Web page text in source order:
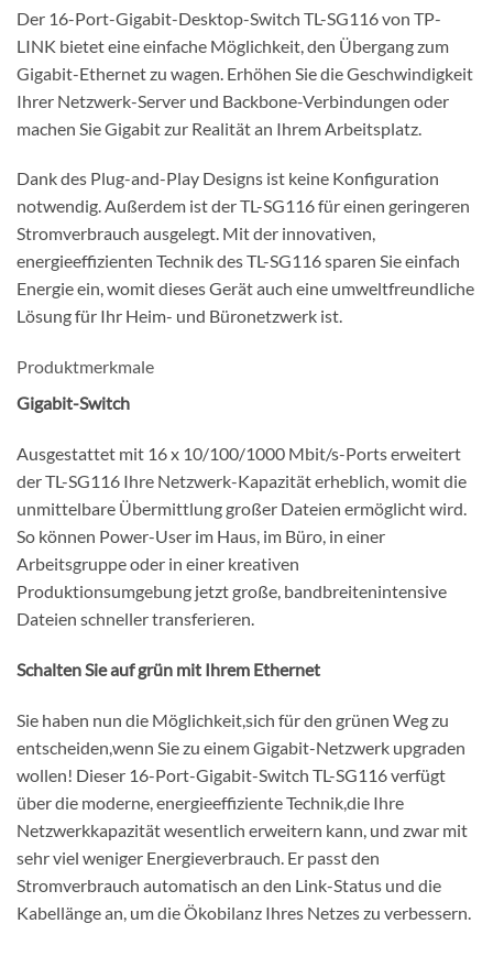
Der 16-Port-Gigabit-Desktop-Switch TL-SG116 von TP-
LINK bietet eine einfache Möglichkeit, den Übergang zum
Gigabit-Ethernet zu wagen. Erhöhen Sie die Geschwindigkeit
Ihrer Netzwerk-Server und Backbone-Verbindungen oder
machen Sie Gigabit zur Realität an Ihrem Arbeitsplatz.
Dank des Plug-and-Play Designs ist keine Konfiguration
notwendig. Außerdem ist der TL-SG116 für einen geringeren
Stromverbrauch ausgelegt. Mit der innovativen,
energieeffizienten Technik des TL-SG116 sparen Sie einfach
Energie ein, womit dieses Gerät auch eine umweltfreundliche
Lösung für Ihr Heim- und Büronetzwerk ist.
Produktmerkmale
Gigabit-Switch
Ausgestattet mit 16 x 10/100/1000 Mbit/s-Ports erweitert
der TL-SG116 Ihre Netzwerk-Kapazität erheblich, womit die
unmittelbare Übermittlung großer Dateien ermöglicht wird.
So können Power-User im Haus, im Büro, in einer
Arbeitsgruppe oder in einer kreativen
Produktionsumgebung jetzt große, bandbreitenintensive
Dateien schneller transferieren.
Schalten Sie auf grün mit Ihrem Ethernet
Sie haben nun die Möglichkeit,sich für den grünen Weg zu
entscheiden,wenn Sie zu einem Gigabit-Netzwerk upgraden
wollen! Dieser 16-Port-Gigabit-Switch TL-SG116 verfügt
über die moderne, energieeffiziente Technik,die Ihre
Netzwerkkapazität wesentlich erweitern kann, und zwar mit
sehr viel weniger Energieverbrauch. Er passt den
Stromverbrauch automatisch an den Link-Status und die
Kabellänge an, um die Ökobilanz Ihres Netzes zu verbessern.